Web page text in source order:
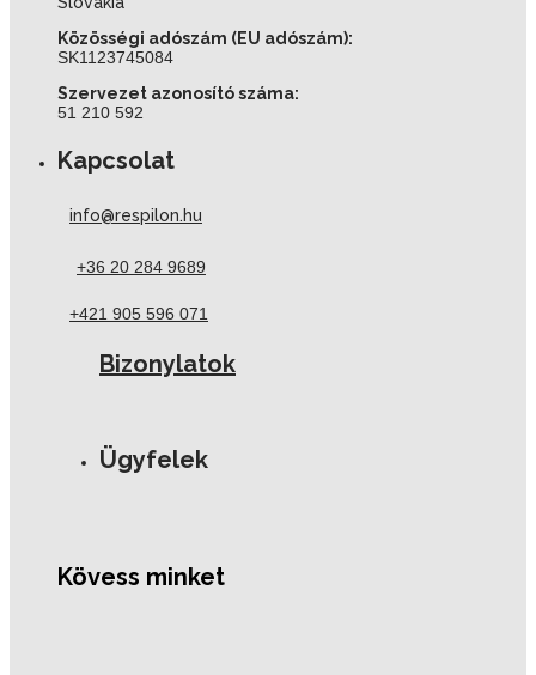
Közösségi adószám (EU adószám):
SK1123745084
Szervezet azonosító száma:
51 210 592
Kapcsolat
info@respilon.hu
+36 20 284 9689
+421 905 596 071
Bizonylatok
Kövess minket
Ügyfelek